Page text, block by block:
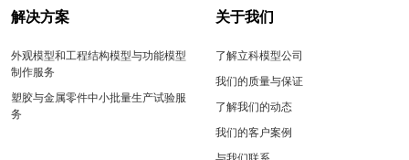
解决方案
外观模型和工程结构模型与功能模型
制作服务
塑胶与金属零件中小批量生产试验服
务
关于我们
了解立科模型公司
我们的质量与保证
了解我们的动态
我们的客户案例